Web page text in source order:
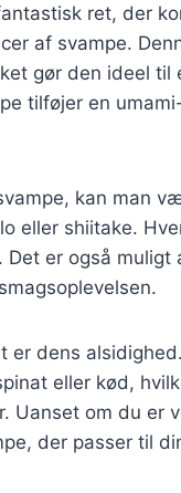
ret, der
af svampe.
gør den ideel til
tilføjer en
kan man
eller shiitake.
Det er også
er dens
eller kød,
Uanset om du er
der passer til